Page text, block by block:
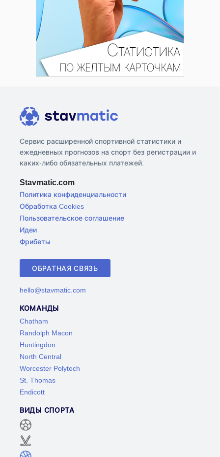
Сервис расширенной спортивной статистики и
ежедневных прогнозов на спорт без регистрации и
каких-либо обязательных платежей.
Stavmatic.com
Политика конфиденциальности
Обработка Cookies
Пользовательское соглашение
Идеи
Фрибеты
ОБРАТНАЯ СВЯЗЬ
hello@stavmatic.com
КОМАНДЫ
Chatham
Randolph Macon
Huntingdon
North Central
Worcester Polytech
St. Thomas
Endicott
ВИДЫ СПОРТА